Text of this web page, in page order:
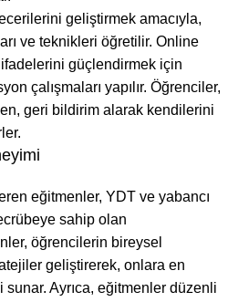
geliştirmek amacıyla,
ve teknikleri öğretilir. Online
ifadelerini güçlendirmek için
çalışmaları yapılır. Öğrenciler,
geri bildirim alarak kendilerini
eğitmenler, YDT ve yabancı
sahip olan
öğrencilerin bireysel
geliştirerek, onlara en
Ayrıca, eğitmenler düzenli